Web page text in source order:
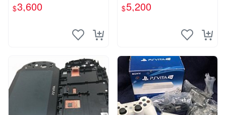
年 品質有保障 psv1007
$3,600
一年 8成新
$5,200